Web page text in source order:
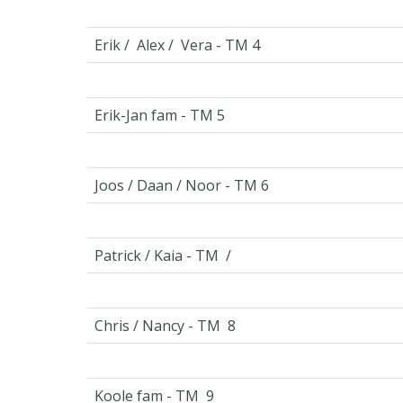
Erik / Alex / Vera - TM 4
Erik-Jan fam - TM 5
Joos / Daan / Noor - TM 6
Patrick / Kaia - TM /
Chris / Nancy - TM 8
Koole fam - TM 9